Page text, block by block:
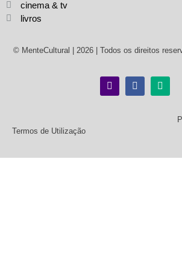
cinema & tv
livros
© MenteCultural | 2026 | Todos os direitos
Termos de Utilização